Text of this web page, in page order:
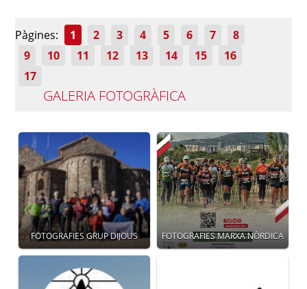
Pàgines: 1 2 3 4 5 6 7
8
9
10 11 12 13 14 15
16
17
GALERIA FOTOGRÀFICA
FOTOGRAFIES GRUP DIJOUS FOTOGRAFIES MARXA NÒRDICA